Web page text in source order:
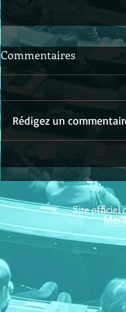
Commentaires
Rédigez un
Site officiel